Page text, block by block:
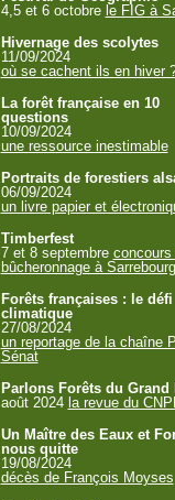
4,5 et 6 octobre le FIG à
Hivernage des scolytes
11/09/2024
où se cachent ils en hiver
La forêt française en 10
questions
10/09/2024
une ressource inestimable
Portraits de forestiers
06/09/2024
un livre papier et
Timberfest
7 et 8 septembre concours
bûcheronnage à Sarrebourg
Forêts françaises : le défi
climatique
27/08/2024
un reportage de la chaîne
Sénat
Parlons Forêts du Grand
août 2024 la revue du
Un Maître des Eaux et
nous quitte
19/08/2024
décès de François Moyses